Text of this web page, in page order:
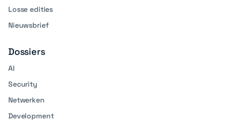
Losse edities
Nieuwsbrief
Dossiers
AI
Security
Netwerken
Development